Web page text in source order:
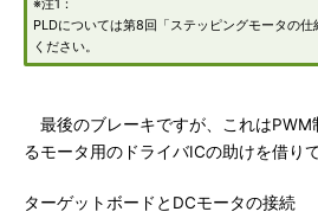
※注1：
PLDについては第8回「ステッピングモータの
ください。
最後のブレーキですが、これはPWM
るモータ用のドライバICの助けを借り
ターゲットボードとDCモータの接続